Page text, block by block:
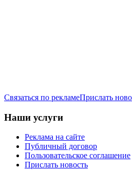
Связаться по рекламеПрислать
Наши услуги
Реклама на сайте
Публичный договор
Пользовательское соглашение
Прислать новость